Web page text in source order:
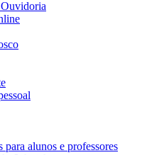
para alunos e professores